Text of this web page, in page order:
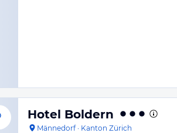
Hotel Boldern
Männedorf· Kanton Zürich